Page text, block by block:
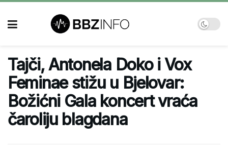
Tajči, Antonela Doko i Vox
Feminae stižu u Bjelovar:
Božićni Gala koncert vraća
čaroliju blagdana